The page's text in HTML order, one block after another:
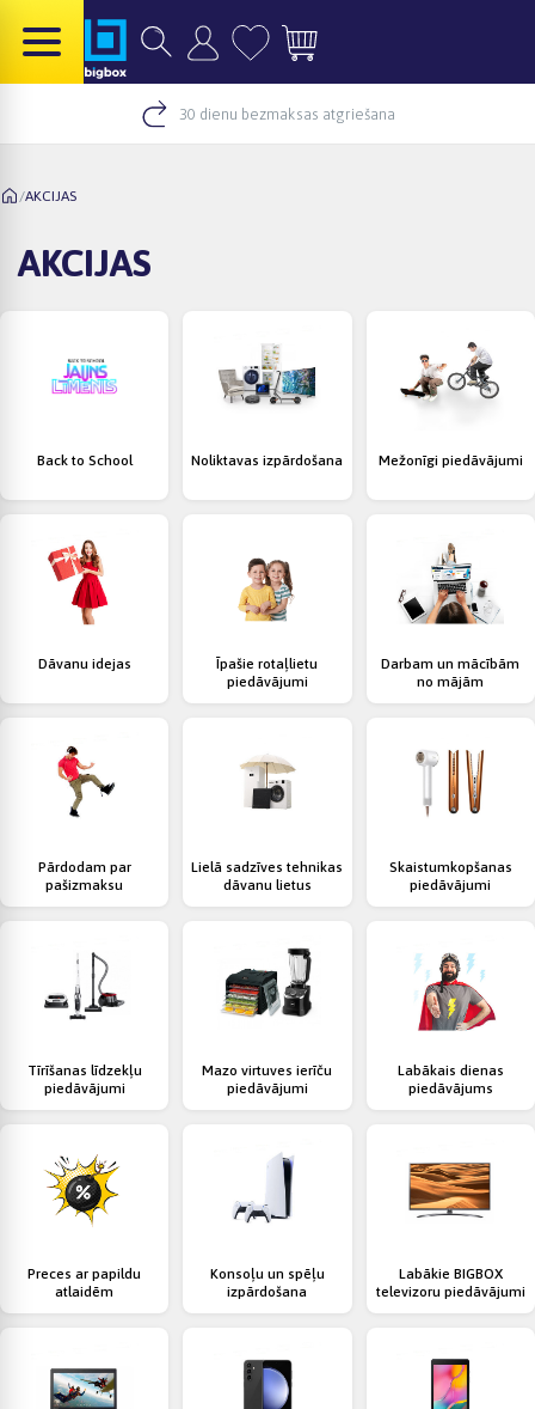
30 dienu bezmaksas atgriešana
/AKCIJAS
AKCIJAS
Back to School Noliktavas izpārdošana Mežonīgi piedāvājumi
Dāvanu idejas
Īpašie rotaļlietu
piedāvājumi
Darbam un mācībām
no mājām
Pārdodam par
pašizmaksu
Lielā sadzīves tehnikas
dāvanu lietus
Skaistumkopšanas
piedāvājumi
Tīrīšanas līdzekļu
piedāvājumi
Mazo virtuves ierīču
piedāvājumi
Labākais dienas
piedāvājums
Preces ar papildu
atlaidēm
Konsoļu un spēļu
izpārdošana
Labākie BIGBOX
televizoru piedāvājumi